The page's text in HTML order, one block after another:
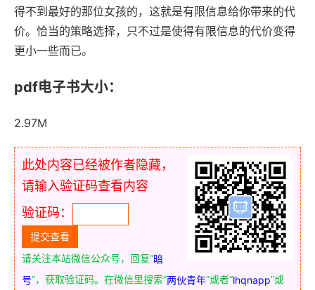
得不到最好的那位女孩的，这就是有限信息给你带来的代
价。恰当的策略选择，只不过是使得有限信息的代价变得
更小一些而已。
pdf电子书大小：
2.97M
此处内容已经被作者隐藏，
请输入验证码查看内容
验证码：
请关注本站微信公众号，回复“暗
号”，获取验证码。在微信里搜索“两伙青年”或者“lhqnapp”或